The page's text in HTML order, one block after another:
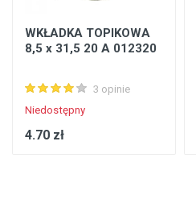
WKŁADKA TOPIKOWA
8,5 x 31,5 20 A 012320
3 opinie
Niedostępny
4.70 zł